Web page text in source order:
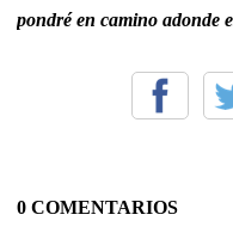
pondré en camino adonde
0 COMENTARIOS